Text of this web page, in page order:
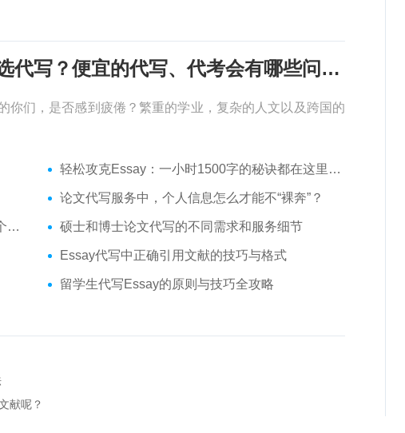
考试周，作业季又来了，该如何选代写？便宜的代写、代考会有哪些问题？
你们，是否感到疲倦？繁重的学业，复杂的人文以及跨国的
轻松攻克Essay：一小时1500字的秘诀都在这里了！
论文代写服务中，个人信息怎么才能不“裸奔”？
硕士和博士论文代写的不同需求和服务细节
Essay代写中正确引用文献的技巧与格式
留学生代写Essay的原则与技巧全攻略
献呢？